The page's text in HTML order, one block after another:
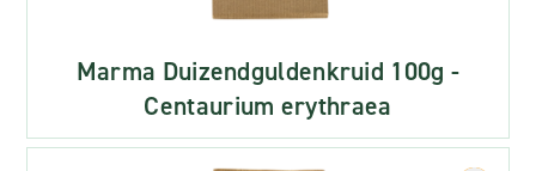
Marma Duizendguldenkruid 100g -
Centaurium erythraea